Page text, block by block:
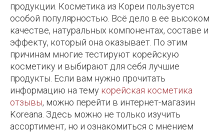
продукции. Косметика из Кореи пользуется
особой популярностью. Всё дело в ее высоком
качестве, натуральных компонентах, составе и
эффекту, который она оказывает. По этим
причинам многие тестируют корейскую
косметику и выбирают для себя лучшие
продукты. Если вам нужно прочитать
информацию на тему корейская косметика
отзывы, можно перейти в интернет-магазин
Koreana. Здесь можно не только изучить
ассортимент, но и ознакомиться с мнением